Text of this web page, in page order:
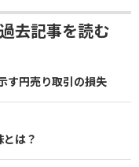
去記事を読む
す円売り取引の損失
は？